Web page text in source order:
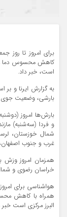
برای امروز تا روز
کاهش محسوس دما و
است، خبر داد.
به گزارش ایرنا و
بارشی، وضعیت جوی
بارش‌ها امروز
و فردا (سه‌شنبه)
شمال خوزستان،
غرب و جنوب
همزمان امروز
خراسان رضوی و
هواشناسی برای
همراه با کاهش
البرز مرکزی است